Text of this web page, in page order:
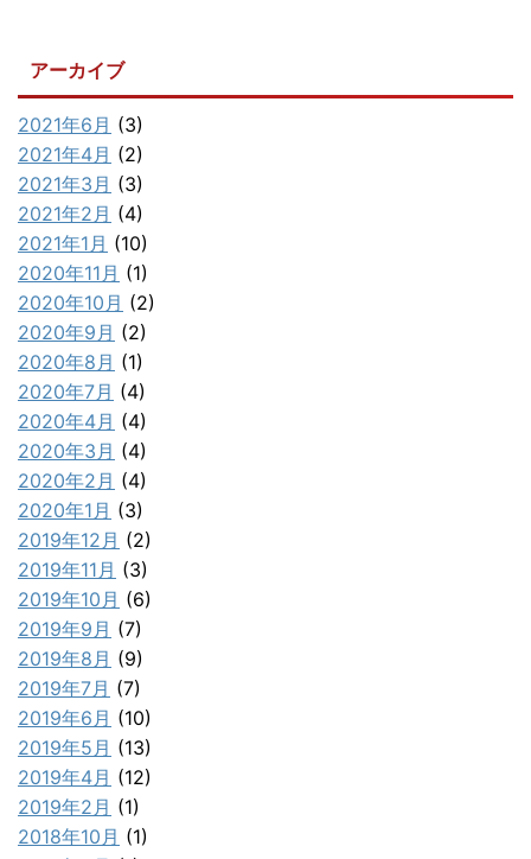
アーカイブ
2021年6月 (3)
2021年4月 (2)
2021年3月 (3)
2021年2月 (4)
2021年1月 (10)
2020年11月 (1)
2020年10月 (2)
2020年9月 (2)
2020年8月 (1)
2020年7月 (4)
2020年4月 (4)
2020年3月 (4)
2020年2月 (4)
2020年1月 (3)
2019年12月 (2)
2019年11月 (3)
2019年10月 (6)
2019年9月 (7)
2019年8月 (9)
2019年7月 (7)
2019年6月 (10)
2019年5月 (13)
2019年4月 (12)
2019年2月 (1)
2018年10月 (1)